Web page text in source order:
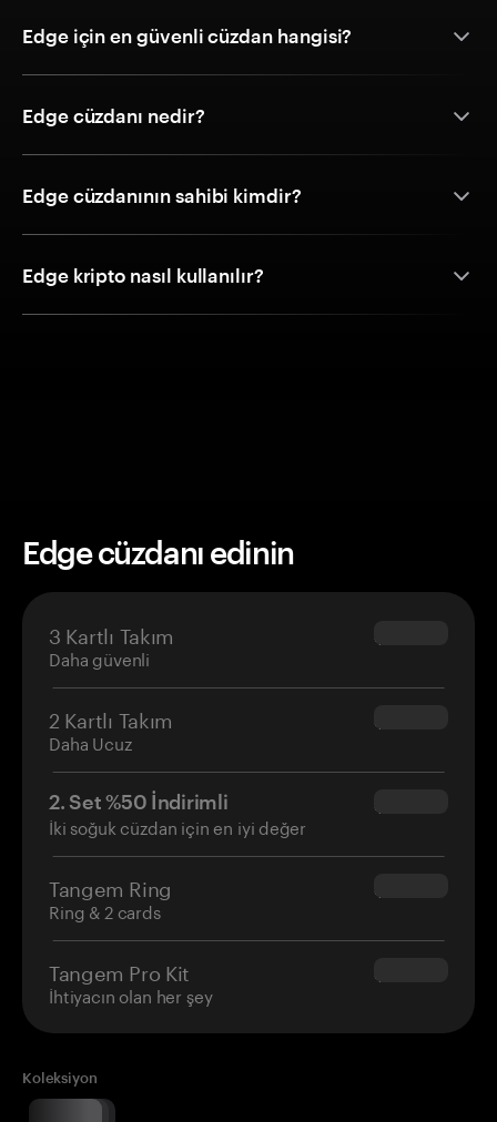
Edge için en güvenli cüzdan hangisi?
Edge cüzdanı nedir?
Edge cüzdanının sahibi kimdir?
Edge kripto nasıl kullanılır?
Edge cüzdanı edinin
3 Kartlı Takım
Daha güvenli
$69.90
2 Kartlı Takım
Daha Ucuz
$54.90
2. Set %50 İndirimli
İki soğuk cüzdan için en iyi değer
$34.95
Tangem Ring
Ring & 2 cards
$160.00
Tangem Pro Kit
İhtiyacın olan her şey
$180.00
Koleksiyon